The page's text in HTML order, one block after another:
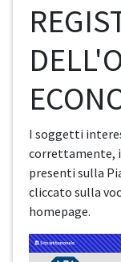
I soggetti
correttamente,
presenti sulla
cliccato sulla
homepage.